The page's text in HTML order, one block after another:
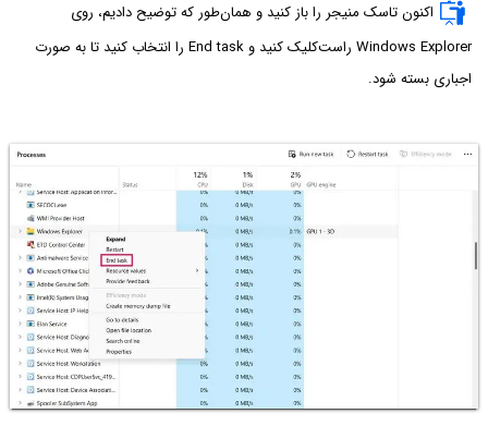
اکنون تاسک منیجر را باز کنید و همان‌طور که توضیح دادیم، روی
Windows Explorer راست‌کلیک کنید و End task را انتخاب کنید تا به صورت
اجباری بسته شود.